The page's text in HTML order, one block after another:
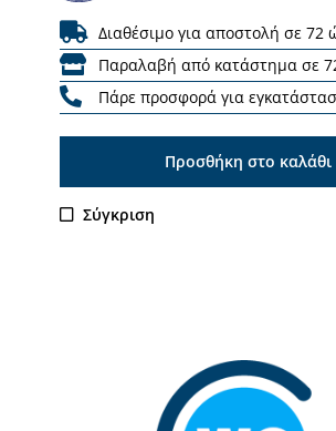
Διαθέσιμο για αποστολή σε 72
Παραλαβή από κατάστημα σε
Πάρε προσφορά για
Προσθήκη στο καλάθι
Σύγκριση